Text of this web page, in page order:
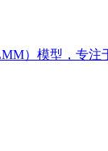
）模型，专